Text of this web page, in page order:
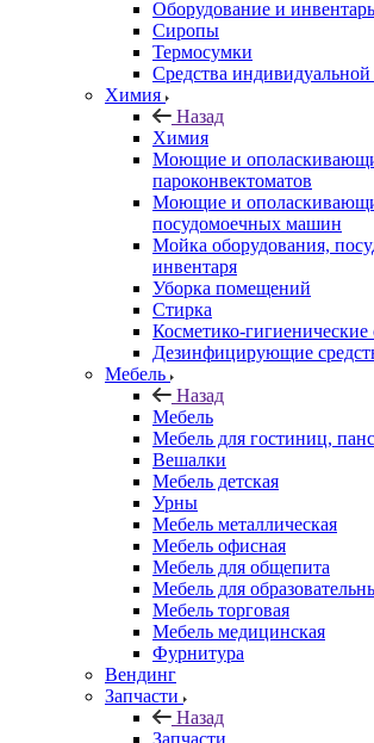
Оборудование и
Сиропы
Термосумки
Средства
Химия
Назад
Химия
Моющие и
пароконвектоматов
Моющие и
посудомоечных машин
Мойка оборудования,
инвентаря
Уборка помещений
Стирка
Косметико-гигиенические
Дезинфицирующие
Мебель
Назад
Мебель
Мебель для гостиниц,
Вешалки
Мебель детская
Урны
Мебель металлическая
Мебель офисная
Мебель для общепита
Мебель для
Мебель торговая
Мебель медицинская
Фурнитура
Вендинг
Запчасти
Назад
Запчасти